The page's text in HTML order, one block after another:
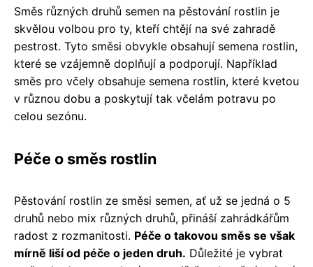
Směs různých druhů semen na pěstování rostlin je
skvělou volbou pro ty, kteří chtějí na své zahradě
pestrost. Tyto směsi obvykle obsahují semena rostlin,
které se vzájemně doplňují a podporují. Například
směs pro včely obsahuje semena rostlin, které kvetou
v různou dobu a poskytují tak včelám potravu po
celou sezónu.
Péče o směs rostlin
Pěstování rostlin ze směsi semen, ať už se jedná o 5
druhů nebo mix různých druhů, přináší zahrádkářům
radost z rozmanitosti. Péče o takovou směs se však
mírně liší od péče o jeden druh. Důležité je vybrat